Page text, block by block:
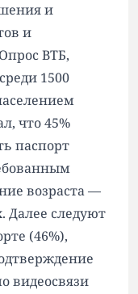
и
и
ВТБ,
1500
что 45%
паспорт
возраста —
Далее следуют
(46%),
видеосвязи